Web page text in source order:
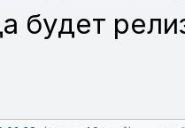
будет